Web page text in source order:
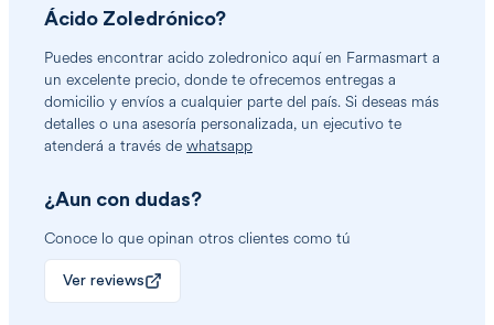
Ácido Zoledrónico?
Puedes encontrar acido zoledronico aquí en Farmasmart a
un excelente precio, donde te ofrecemos entregas a
domicilio y envíos a cualquier parte del país. Si deseas más
detalles o una asesoría personalizada, un ejecutivo te
atenderá a través de whatsapp
¿Aun con dudas?
Conoce lo que opinan otros clientes como tú
Ver reviews